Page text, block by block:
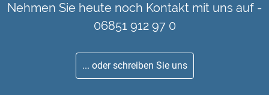
Nehmen Sie heute noch Kontakt mit uns auf -
06851 912 97 0
... oder schreiben Sie uns